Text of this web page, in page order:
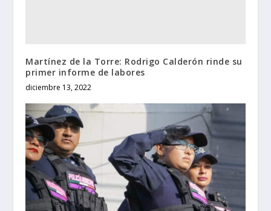
Martínez de la Torre: Rodrigo Calderón rinde su
primer informe de labores
diciembre 13, 2022